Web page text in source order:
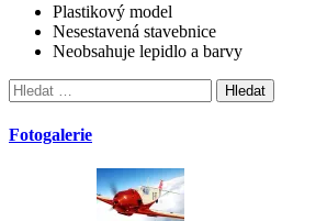
Plastikový model
Nesestavená stavebnice
Neobsahuje lepidlo a barvy
Vyhledávání
Fotogalerie